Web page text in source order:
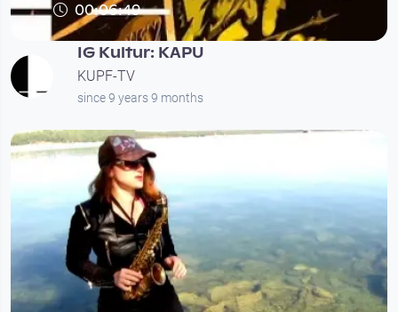
00:06:49
IG Kultur: KAPU
KUPF-TV
since 9 years 9 months